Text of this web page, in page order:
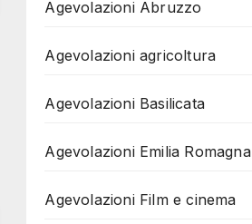
Agevolazioni Abruzzo
Agevolazioni agricoltura
Agevolazioni Basilicata
Agevolazioni Emilia Romagna
Agevolazioni Film e cinema